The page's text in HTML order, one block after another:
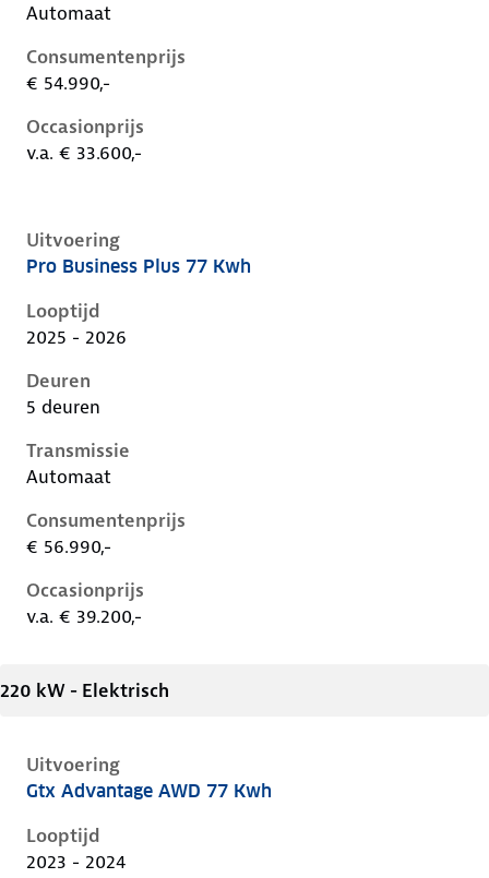
Automaat
Consumentenprijs
€ 54.990,-
Occasionprijs
v.a. € 33.600,-
Uitvoering
Volkswagen ID.5 i, 77 kwh, 210 kW, Elektrisch, 5
Pro Business Plus 77 Kwh
Looptijd
2025 - 2026
Deuren
5 deuren
Transmissie
Automaat
Consumentenprijs
€ 56.990,-
Occasionprijs
v.a. € 39.200,-
220 kW - Elektrisch
Uitvoering
Volkswagen ID.5 i, 77 kwh, 220 kW, Elektrisch, 5
Gtx Advantage AWD 77 Kwh
Looptijd
2023 - 2024